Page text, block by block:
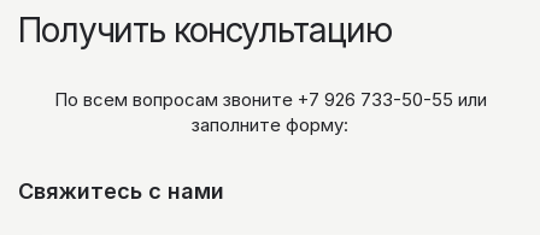
Получить консультацию
По всем вопросам звоните +7 926 733-50-55 или
заполните форму:
Свяжитесь с нами